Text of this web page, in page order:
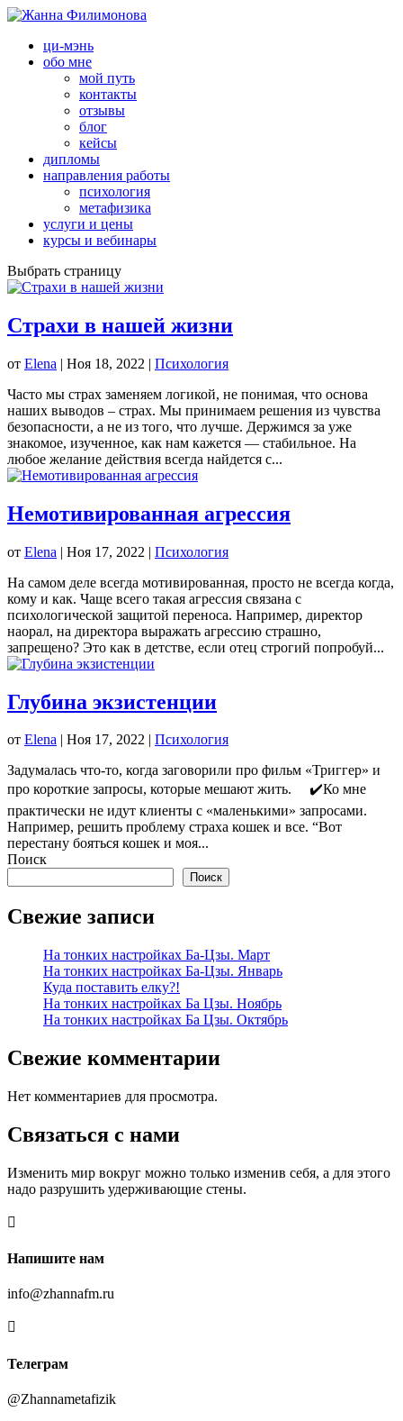
ци-мэнь
обо мне
мой путь
контакты
отзывы
блог
кейсы
дипломы
направления работы
психология
метафизика
услуги и цены
курсы и вебинары
Выбрать страницу
Страхи в нашей жизни
от Elena | Ноя 18, 2022 | Психология
Часто мы страх заменяем логикой, не понимая, что основа
наших выводов – страх. Мы принимаем решения из чувства
безопасности, а не из того, что лучше. Держимся за уже
знакомое, изученное, как нам кажется — стабильное. На
любое желание действия всегда найдется с...
Немотивированная агрессия
от Elena | Ноя 17, 2022 | Психология
На самом деле всегда мотивированная, просто не всегда когда,
кому и как. Чаще всего такая агрессия связана с
психологической защитой переноса. Например, директор
наорал, на директора выражать агрессию страшно,
запрещено? Это как в детстве, если отец строгий попробуй...
Глубина экзистенции
от Elena | Ноя 17, 2022 | Психология
Задумалась что-то, когда заговорили про фильм «Триггер» и
про короткие запросы, которые мешают жить. ⠀ ✔️Ко мне
практически не идут клиенты с «маленькими» запросами.
Например, решить проблему страха кошек и все. “Вот
перестану бояться кошек и моя...
Поиск
Поиск
Свежие записи
На тонких настройках Ба-Цзы. Март
На тонких настройках Ба-Цзы. Январь
Куда поставить елку?!
На тонких настройках Ба Цзы. Ноябрь
На тонких настройках Ба Цзы. Октябрь
Свежие комментарии
Нет комментариев для просмотра.
Связаться с нами
Изменить мир вокруг можно только изменив себя, а для этого
надо разрушить удерживающие стены.

Напишите нам
info@zhannafm.ru

Телеграм
@Zhannametafizik